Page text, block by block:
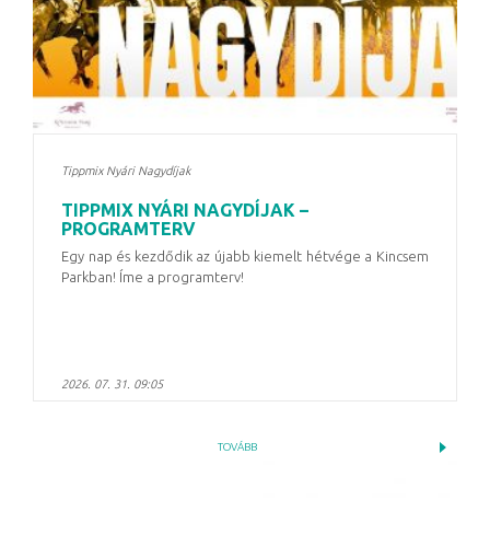
Tippmix Nyári Nagydíjak
TIPPMIX NYÁRI NAGYDÍJAK –
PROGRAMTERV
Egy nap és kezdődik az újabb kiemelt hétvége a Kincsem
Parkban! Íme a programterv!
2026. 07. 31. 09:05
TOVÁBB